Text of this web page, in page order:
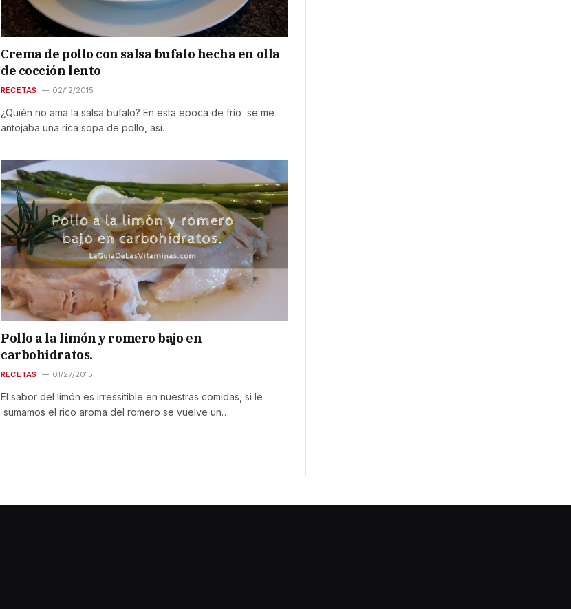
Crema de pollo con salsa bufalo hecha en olla
de cocción lento
RECETAS 02/12/2015
¿Quién no ama la salsa bufalo? En esta epoca de frío se me
antojaba una rica sopa de pollo, así…
Pollo a la limón y romero bajo en
carbohidratos.
RECETAS 01/27/2015
El sabor del limón es irressitible en nuestras comidas, si le
sumamos el rico aroma del romero se vuelve un…